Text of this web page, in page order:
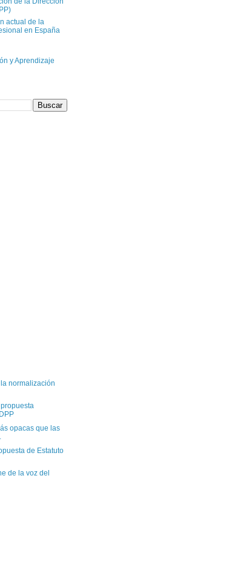
actual de la
en España
y Aprendizaje
normalización
opacas que las
de Estatuto
de la voz del